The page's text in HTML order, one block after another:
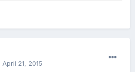
April 21, 2015